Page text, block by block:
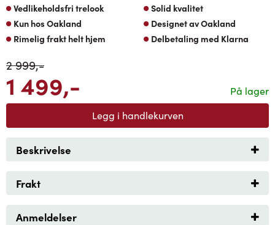
Vedlikeholdsfri trelook
Solid kvalitet
Kun hos Oakland
Designet av Oakland
Rimelig frakt helt hjem
Delbetaling med Klarna
På lager
2 999,-
1 499,-
Legg i handlekurven
Beskrivelse
Frakt
Anmeldelser